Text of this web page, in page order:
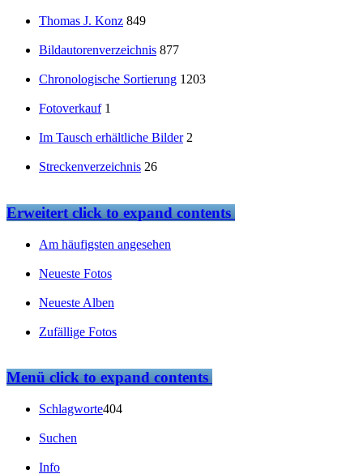
Thomas J. Konz 849
Bildautorenverzeichnis 877
Chronologische Sortierung 1203
Fotoverkauf 1
Im Tausch erhältliche Bilder 2
Streckenverzeichnis 26
Erweitertclick to expand contents
Am häufigsten angesehen
Neueste Fotos
Neueste Alben
Zufällige Fotos
Menüclick to expand contents
Schlagworte404
Suchen
Info